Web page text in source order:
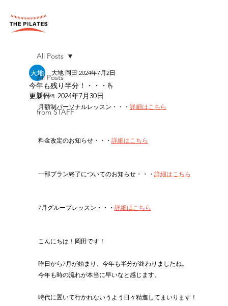
All Posts
News
from STAFF
All Posts
今年も残り半分！・・・🫰
大地 岡田 2024年7月2日
更新日： 2024年7月30日
月額制パーソナルレッスン・・・ 詳細はこちら
料金改定のお知らせ・・・ 詳細はこちら
一部プラン終了についてのお知らせ・・・ 詳細はこちら
7月グループレッスン・・・ 詳細はこちら
こんにちは！岡田です！
昨日から7月が始まり、今年も半分が終わりましたね。
今年も時の流れが本当に早いなと感じます。
時代に置いて行かれないうよう日々精進してまいります！